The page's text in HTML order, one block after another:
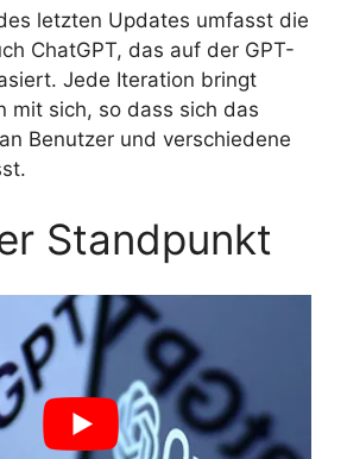
letzten Updates umfasst die
ChatGPT, das auf der GPT-
Jede Iteration bringt
mit sich, so dass sich das
Benutzer und verschiedene
Standpunkt